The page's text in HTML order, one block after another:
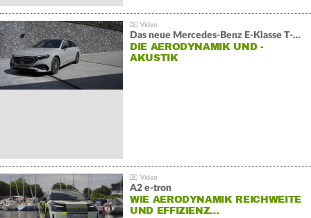
Das neue Mercedes-Benz E-Klasse T-Modell
DIE AERODYNAMIK UND -
AKUSTIK
A2 e-tron
WIE AERODYNAMIK REICHWEITE
UND EFFIZIENZ…